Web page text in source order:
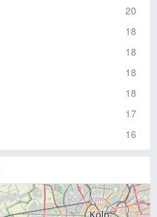
20
18
18
18
18
17
16